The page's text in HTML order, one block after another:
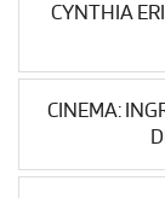
CYNTHIA
CINEMA: